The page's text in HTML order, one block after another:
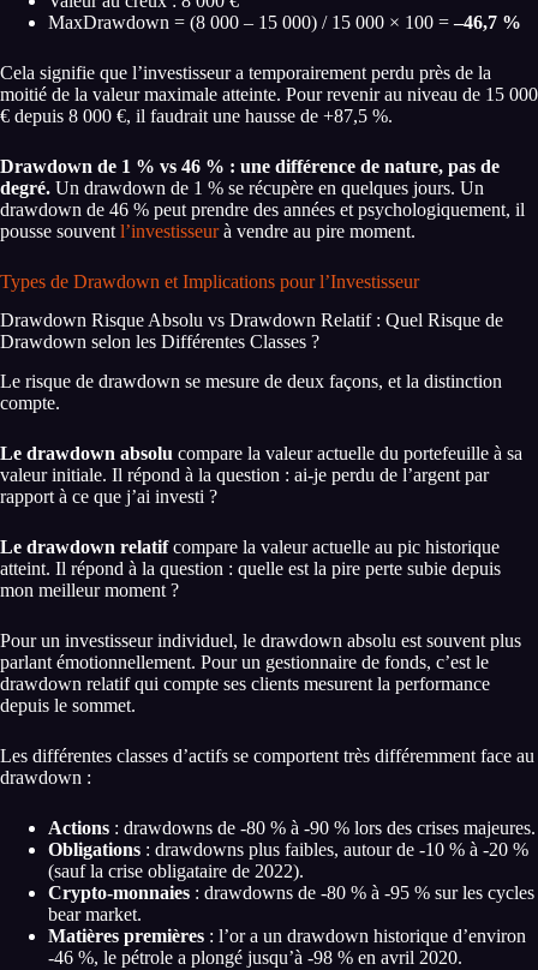
MaxDrawdown = (8 000 – 15 000) / 15 000 × 100 =–46,7 %
Cela signifie que l’investisseur a temporairement perdu près de la
moitié de la valeur maximale atteinte. Pour revenir au niveau de 15 000
€ depuis 8 000 €, il faudrait une hausse de +87,5 %.
Drawdown de 1 % vs 46 % : une différence de nature, pas de
degré. Un drawdown de 1 % se récupère en quelques jours. Un
drawdown de 46 % peut prendre des années et psychologiquement, il
pousse souvent l’investisseurà vendre au pire moment.
Types de Drawdown et Implications pour l’Investisseur
Drawdown Risque Absolu vs Drawdown Relatif : Quel Risque de
Drawdown selon les Différentes Classes ?
Le risque de drawdown se mesure de deux façons, et la distinction
compte.
Le drawdown absolu compare la valeur actuelle du portefeuille à sa
valeur initiale. Il répond à la question : ai-je perdu de l’argent par
rapport à ce que j’ai investi ?
Le drawdown relatifcompare la valeur actuelle au pic historique
atteint. Il répond à la question : quelle est la pire perte subie depuis
mon meilleur moment ?
Pour un investisseur individuel, le drawdown absolu est souvent plus
parlant émotionnellement. Pour un gestionnaire de fonds, c’est le
drawdown relatif qui compte ses clients mesurent la performance
depuis le sommet.
Les différentes classes d’actifs se comportent très différemment face au
drawdown :
Actions : drawdowns de -80 % à -90 % lors des crises majeures.
Obligations : drawdowns plus faibles, autour de -10 % à -20 %
(sauf la crise obligataire de 2022).
Crypto-monnaies : drawdowns de -80 % à -95 % sur les cycles
bear market.
Matières premières : l’or a un drawdown historique d’environ
-46 %, le pétrole a plongé jusqu’à -98 % en avril 2020.